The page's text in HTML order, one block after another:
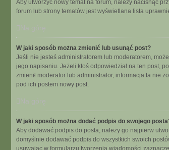
Aby utworzyć nowy temat na forum, należy nacisnąć
forum lub strony tematów jest wyświetlana lista
Na górę
W jaki sposób można zmienić lub usunąć post?
Jeśli nie jesteś administratorem lub moderatorem,
jego napisaniu. Jeżeli ktoś odpowiedział na ten post,
zmienił moderator lub administrator, informacja ta nie
pod ich postem nowy post.
Na górę
W jaki sposób można dodać podpis do swojego
Aby dodawać podpis do posta, należy go najpierw
domyślnie dodawać podpis do wszystkich swoich
usuwając w formularzu tworzenia wiadomości